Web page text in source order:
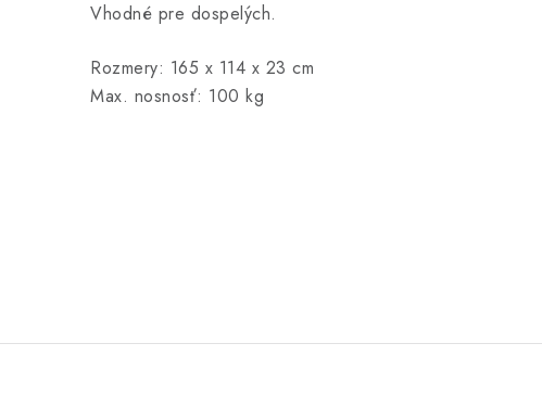
Vhodné pre dospelých.
Rozmery: 165 x 114 x 23 cm
Max. nosnosť: 100 kg